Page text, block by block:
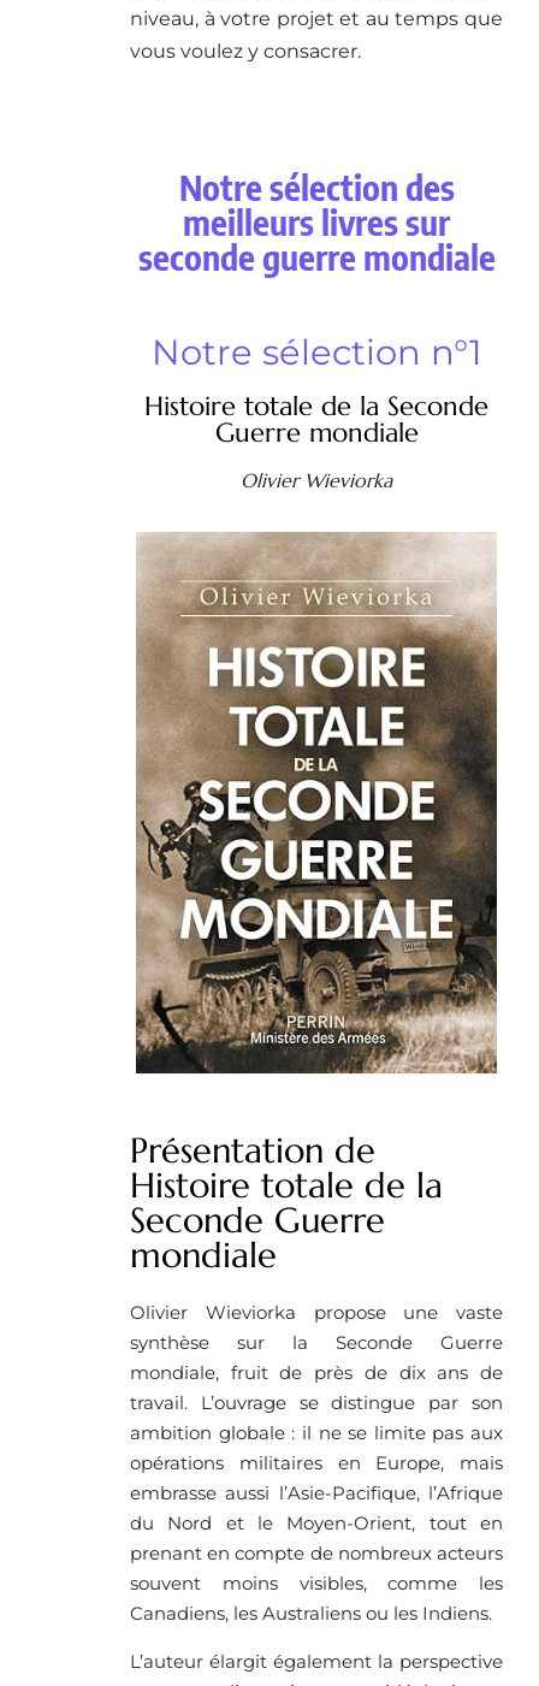
niveau, à votre projet et au temps que
vous voulez y consacrer.
Notre sélection des
meilleurs livres sur
seconde guerre mondiale
Notre sélection n°1
Histoire totale de la Seconde
Guerre mondiale
Olivier Wieviorka
Présentation de
Histoire totale de la
Seconde Guerre
mondiale
Olivier Wieviorka propose une vaste
synthèse sur la Seconde Guerre
mondiale, fruit de près de dix ans de
travail. L’ouvrage se distingue par son
ambition globale : il ne se limite pas aux
opérations militaires en Europe, mais
embrasse aussi l’Asie-Pacifique, l’Afrique
du Nord et le Moyen-Orient, tout en
prenant en compte de nombreux acteurs
souvent moins visibles, comme les
Canadiens, les Australiens ou les Indiens.
L’auteur élargit également la perspective